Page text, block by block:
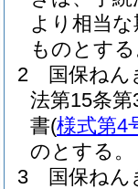
より相当
ものとす
2
国保ね
法第15条
書(様式第4
のとする。
3
国保ね